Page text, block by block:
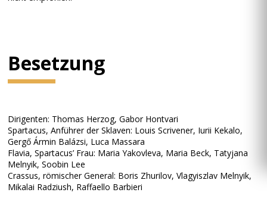
Besetzung
Dirigenten: Thomas Herzog, Gabor Hontvari
Spartacus, Anführer der Sklaven: Louis Scrivener, Iurii Kekalo,
Gergő Ármin Balázsi, Luca Massara
Flavia, Spartacus’ Frau: Maria Yakovleva, Maria Beck, Tatyjana
Melnyik, Soobin Lee
Crassus, römischer General: Boris Zhurilov, Vlagyiszlav Melnyik,
Mikalai Radziush, Raffaello Barbieri